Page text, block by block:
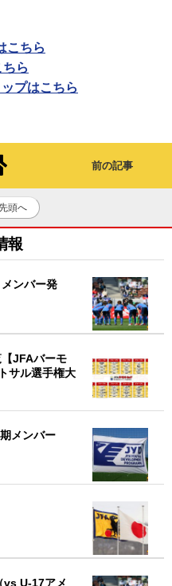
こちら
ら
プはこちら
前の記事
頭へ
報
ンバー発
JFAバーモ
サル選手権大
メンバー
vs U-17アメ